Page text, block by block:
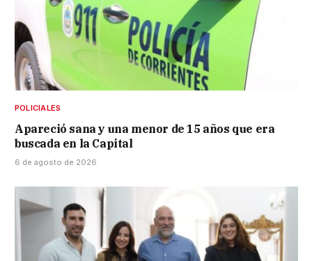
POLICIALES
Apareció sana y una menor de 15 años que era
buscada en la Capital
6 de agosto de 2026